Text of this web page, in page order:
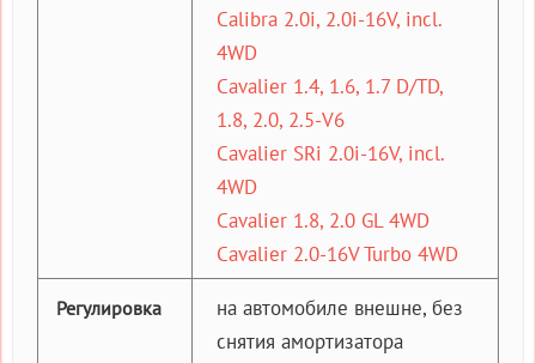
Calibra 2.0i, 2.0i-16V, incl.
4WD
Cavalier 1.4, 1.6, 1.7 D/TD,
1.8, 2.0, 2.5-V6
Cavalier SRi 2.0i-16V, incl.
4WD
Cavalier 1.8, 2.0 GL 4WD
Cavalier 2.0-16V Turbo 4WD
Регулировка
на автомобиле внешне, без
снятия амортизатора